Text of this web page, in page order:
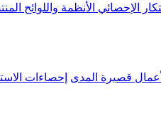
الإحصائي الأنظمة واللوائح
قصيرة المدى إحصاءات